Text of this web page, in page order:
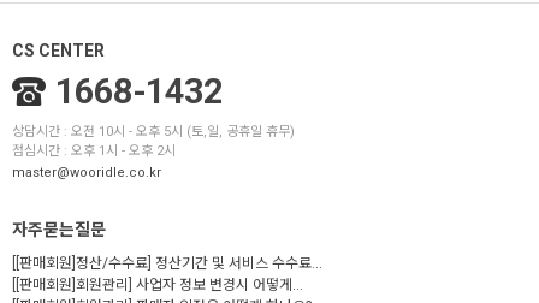
CS CENTER
1668-1432
상담시간 : 오전 10시 - 오후 5시 (토,일, 공휴일 휴무)
점심시간 : 오후 1시 - 오후 2시
master@wooridle.co.kr
자주묻는질문
[[판매회원]정산/수수료] 정산기간 및 서비스 수수료...
[[판매회원]회원관리] 사업자 정보 변경시 어떻게...